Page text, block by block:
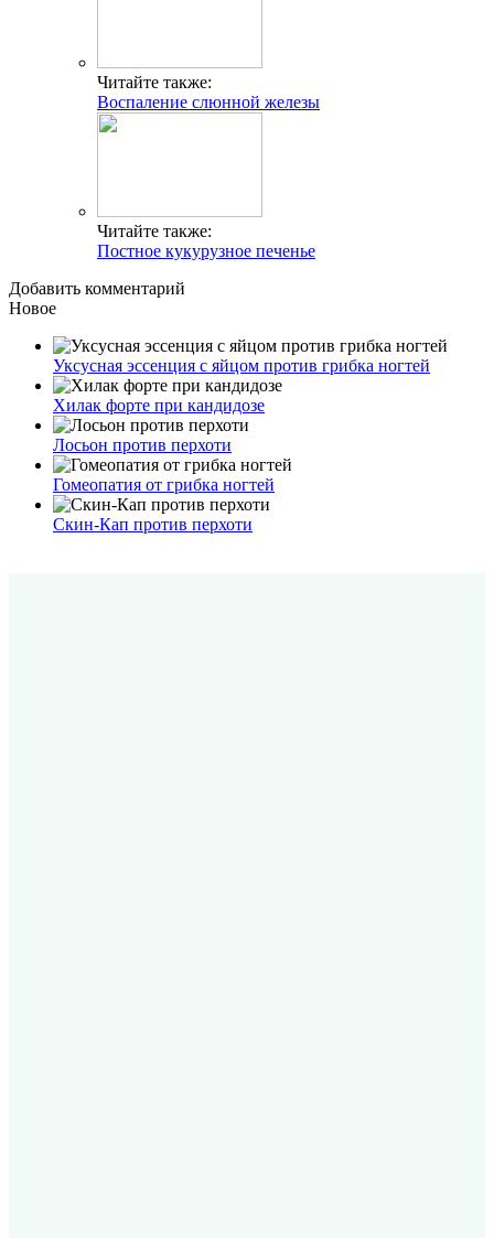
Читайте также:
Воспаление слюнной железы
Читайте также:
Постное кукурузное печенье
Добавить комментарий
Новое
Уксусная эссенция с яйцом против грибка ногтей
Хилак форте при кандидозе
Лосьон против перхоти
Гомеопатия от грибка ногтей
Скин-Кап против перхоти